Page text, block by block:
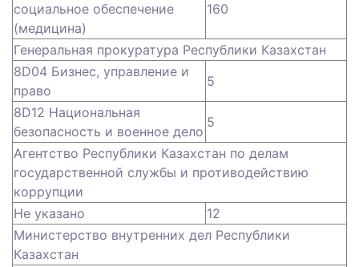
социальное обеспечение
(медицина)
160
Генеральная прокуратура Республики Казахстан
8D04 Бизнес, управление и
право
5
8D12 Национальная
безопасность и военное дело
5
Агентство Республики Казахстан по делам
государственной службы и противодействию
коррупции
Не указано
12
Министерство внутренних дел Республики
Казахстан